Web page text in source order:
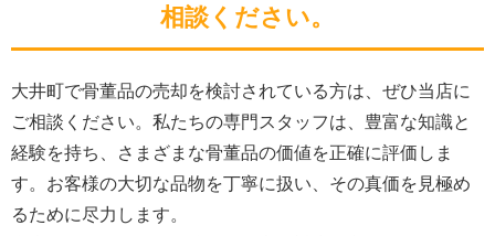
相談ください。
大井町で骨董品の売却を検討されている方は、ぜひ当店に
ご相談ください。私たちの専門スタッフは、豊富な知識と
経験を持ち、さまざまな骨董品の価値を正確に評価しま
す。お客様の大切な品物を丁寧に扱い、その真価を見極め
るために尽力します。